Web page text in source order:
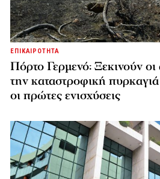
ΕΠΙΚΑΙΡΟΤΗΤΑ
Πόρτο Γερμενό: Ξεκινούν
την καταστροφική
οι πρώτες ενισχύσεις